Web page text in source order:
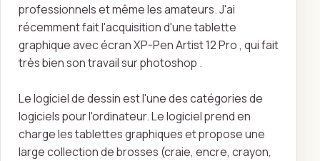
professionnels et même les amateurs. J'ai
récemment fait l'acquisition d'une tablette
graphique avec écran XP-Pen Artist 12 Pro , qui fait
très bien son travail sur photoshop .
Le logiciel de dessin est l'une des catégories de
logiciels pour l'ordinateur. Le logiciel prend en
charge les tablettes graphiques et propose une
large collection de brosses (craie, encre, crayon,